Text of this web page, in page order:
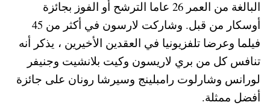
البالغة من العمر 26 عاما الترشح أو الفوز بجائزة
أوسكار من قبل. وشاركت لارسون في أكثر من 45
فيلما وعرضا تلفزيونيا في العقدين الأخيرين ، يذكر أنه
تنافس كل من بري لاريسون وكيت بلانشيت وجنيفر
لورانس وشارلوت رامبلينج وسيرشا رونان على جائزة
أفضل ممثلة.